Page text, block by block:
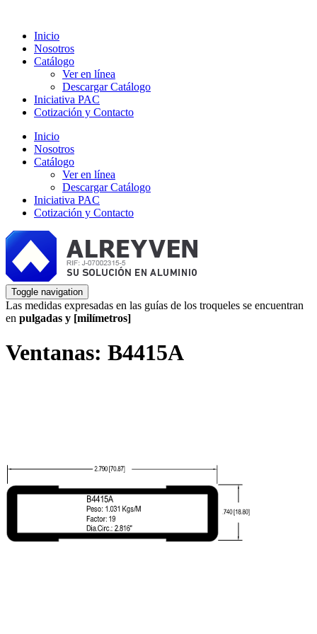
Inicio
Nosotros
Catálogo
Ver en línea
Descargar Catálogo
Iniciativa PAC
Cotización y Contacto
Inicio
Nosotros
Catálogo
Ver en línea
Descargar Catálogo
Iniciativa PAC
Cotización y Contacto
Toggle navigation
Las medidas expresadas en las guías de los troqueles se encuentran
en pulgadas y [milímetros]
Ventanas: B4415A